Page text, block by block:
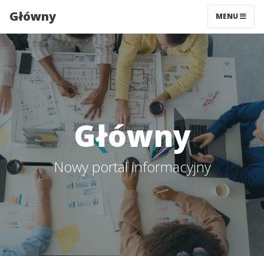
Główny MENU
Główny
Nowy portal informacyjny